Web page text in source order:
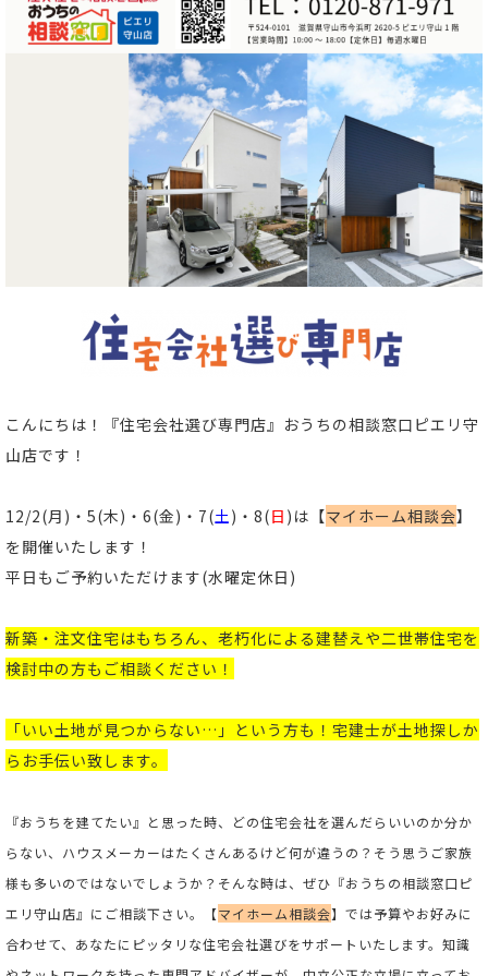
こんにちは！
『住宅会社選び専門店』おうちの相談窓口ピエリ守
山店です！
12/2(月 )・5(木)・6(金)・7(土)・8(日 )は【マイホーム相談会】
を開催いたします！
平日もご予約いただけます(水曜定休日)
新築 ・ 注文住宅はもちろん、老朽化による建替えや二世帯住宅を
検討中の方もご相談ください ！
「いい土地が見つからない…」という方も！宅建士が土地探しか
らお手伝い致します。
『おうちを建てたい』と思った時、どの住宅会社を選んだらいいのか分か
らない、ハウスメーカーはたくさんあるけど何が違うの？そう思うご家族
様も多いのではないでしょうか？そんな時は、ぜひ『おうちの相談窓口ピ
エリ守山店』にご相談下さい。
【マイホーム相談会】では予算やお好みに
合わせて、あなたにピッタリな住宅会社選びをサポートいたします。 知識